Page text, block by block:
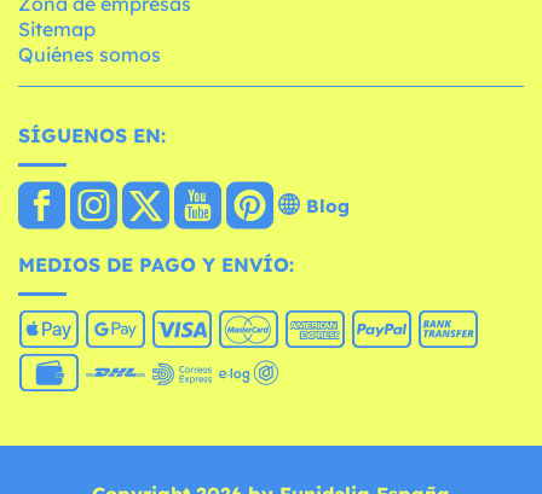
Sitemap
Quiénes somos
SÍGUENOS EN:
Blog
MEDIOS DE PAGO Y ENVÍO: